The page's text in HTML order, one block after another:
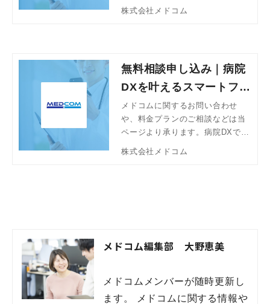
株式会社メドコム
無料相談申し込み｜病院
DXを叶えるスマートフォ
ン「メドコム」
メドコムに関するお問い合わせ
や、料金プランのご相談などは当
ページより承ります。病院DXでお
ださい。
株式会社メドコム
メドコム編集部 大野恵美
メドコムメンバーが随時更新し
ます。 メドコムに関する情報や